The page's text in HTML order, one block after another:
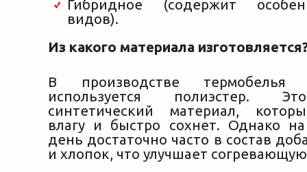
Гибридное (содержит
видов).
Из какого материала
В производстве
используется полиэстер.
синтетический материал,
влагу и быстро сохнет. Однако
день достаточно часто в состав
и хлопок, что улучшает